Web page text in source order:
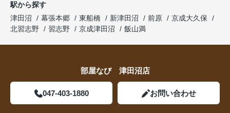
駅から探す
津田沼
幕張本郷 東船橋 新津田沼 前原
京成大久保
北習志野
習志野 京成津田沼 飯山満
部屋なび 津田沼店
047-403-1880 お問い合わせ